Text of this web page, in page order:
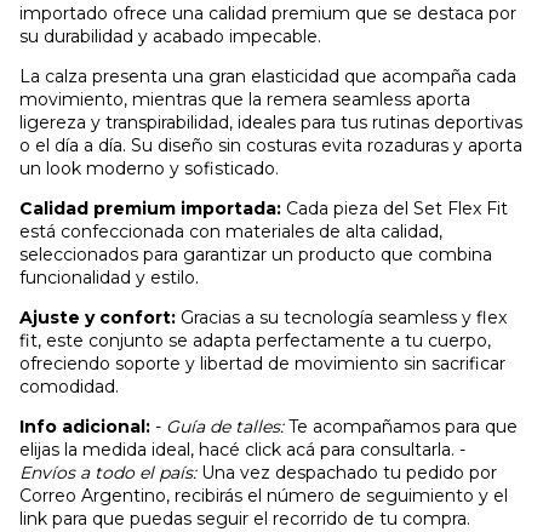
importado ofrece una calidad premium que se destaca por
su durabilidad y acabado impecable.
La calza presenta una gran elasticidad que acompaña cada
movimiento, mientras que la remera seamless aporta
ligereza y transpirabilidad, ideales para tus rutinas deportivas
o el día a día. Su diseño sin costuras evita rozaduras y aporta
un look moderno y sofisticado.
Calidad premium importada: Cada pieza del Set Flex Fit
está confeccionada con materiales de alta calidad,
seleccionados para garantizar un producto que combina
funcionalidad y estilo.
Ajuste y confort: Gracias a su tecnología seamless y flex
fit, este conjunto se adapta perfectamente a tu cuerpo,
ofreciendo soporte y libertad de movimiento sin sacrificar
comodidad.
Info adicional: - Guía de talles:Te acompañamos para que
elijas la medida ideal, hacé click acá para consultarla. -
Envíos a todo el país:Una vez despachado tu pedido por
Correo Argentino, recibirás el número de seguimiento y el
link para que puedas seguir el recorrido de tu compra.